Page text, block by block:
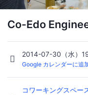
Co-Edo
2014-07-30（水）
Google カレンダーに追
コワーキングスペー